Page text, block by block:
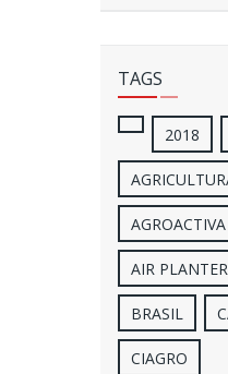
TAGS
2018
AGROACTIVA
AIR PLANTER
BRASIL
CIAGRO